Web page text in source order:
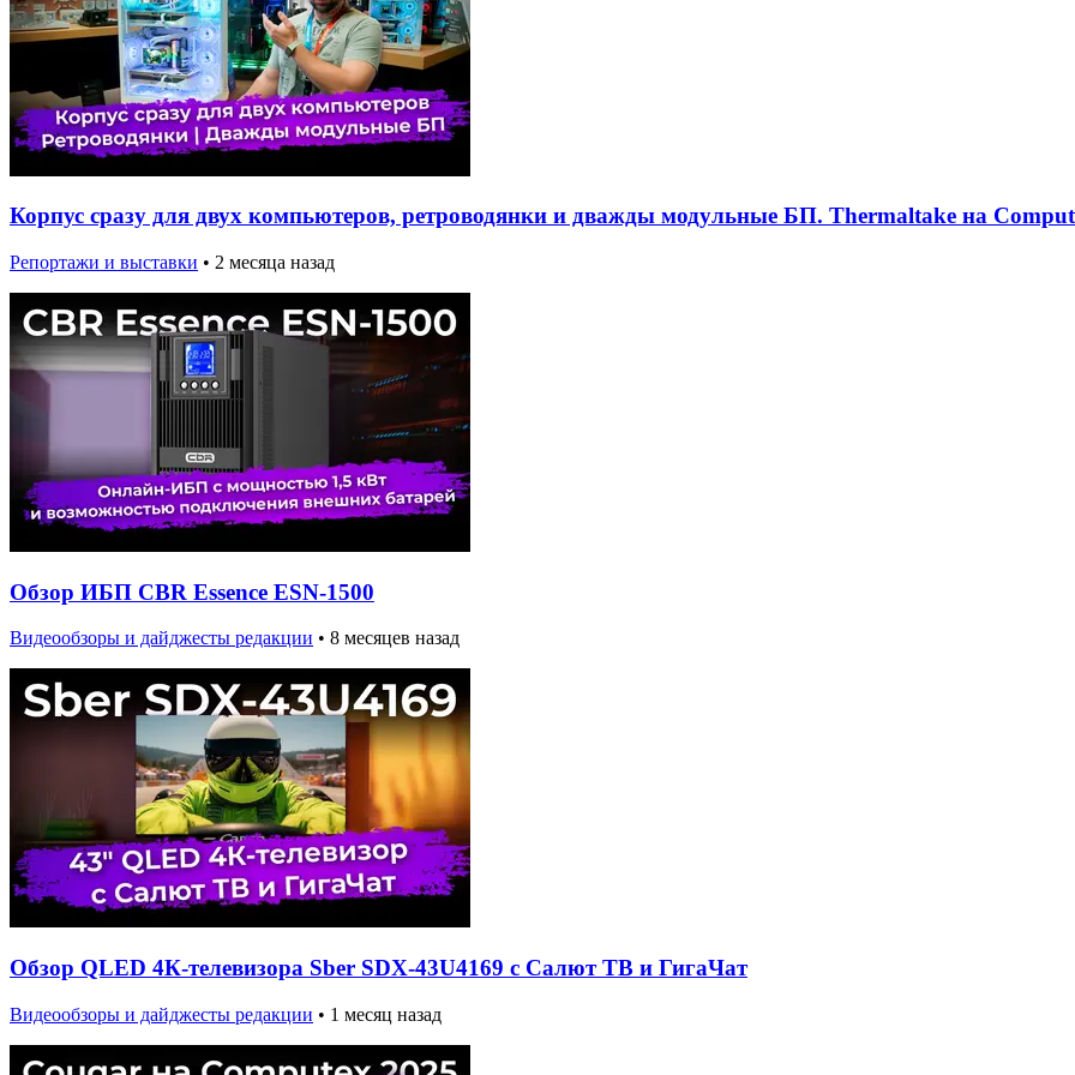
Корпус сразу для двух компьютеров, ретроводянки и дважды модульные БП. Thermaltake на
Репортажи и выставки • 2 месяца назад
Обзор ИБП CBR Essence ESN-1500
Видеообзоры и дайджесты редакции • 8 месяцев назад
Обзор QLED 4К-телевизора Sber SDX-43U4169 с Салют ТВ и ГигаЧат
Видеообзоры и дайджесты редакции • 1 месяц назад